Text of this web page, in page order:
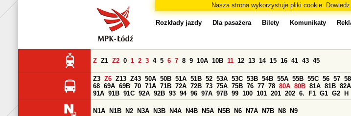
Nasza strona wykorzystuje pliki cookie.
Rozkłady jazdy Dla pasażera Bilety Komunikaty
Z Z1 Z2 0 1 2 3 4 5 6 7 8 9 10A 10B 11 12 13 14 15 16 41 43 45
Z3 Z6 Z13 Z43 50A 50B 51A 51B 52 53A 53C 53B 54B 55A 55B 55C 56 57
68 69A 69B 70 71A 71B 72A 72B 73 75A 75B 76 77 78 80A 80B 81A 81B 82A
91A 91B 91C 92A 92B 93 94 96 97A 97B 99 100 101 201 202 6. F1 G1 G2 H
N1A N1B N2 N3A N3B N4A N4B N5A N5B N6 N7A N7B N8 N9